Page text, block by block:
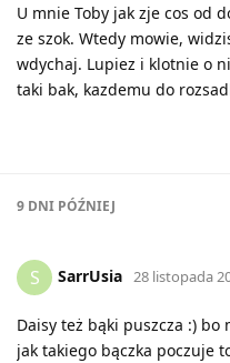
U mnie Toby jak zje cos od
ze szok. Wtedy mowie,
wdychaj. Lupiez i klotnie o
taki bak, kazdemu do
9 DNI PÓŹNIEJ
S SarrUsia 28 listopada
Daisy też bąki puszcza :) bo
jak takiego bączka poczuje